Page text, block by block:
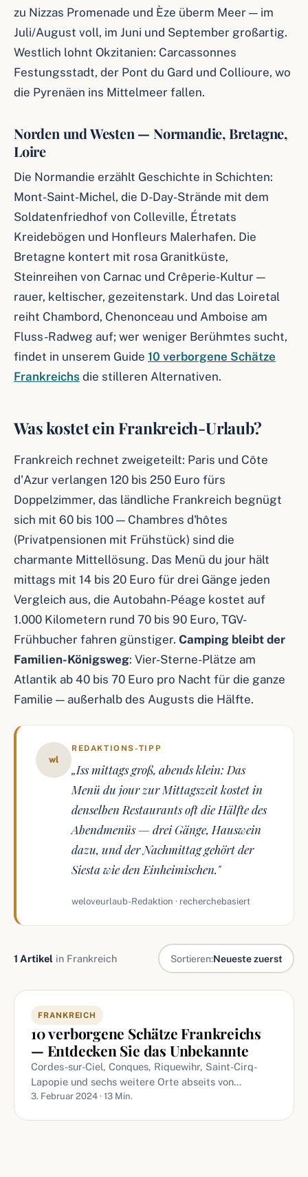
zu Nizzas Promenade und Èze überm Meer — im
Juli/August voll, im Juni und September großartig.
Westlich lohnt Okzitanien: Carcassonnes
Festungsstadt, der Pont du Gard und Collioure, wo
die Pyrenäen ins Mittelmeer fallen.
Norden und Westen — Normandie, Bretagne,
Loire
Die Normandie erzählt Geschichte in Schichten:
Mont-Saint-Michel, die D-Day-Strände mit dem
Soldatenfriedhof von Colleville, Étretats
Kreidebögen und Honfleurs Malerhafen. Die
Bretagne kontert mit rosa Granitküste,
Steinreihen von Carnac und Crêperie-Kultur —
rauer, keltischer, gezeitenstark. Und das Loiretal
reiht Chambord, Chenonceau und Amboise am
Fluss-Radweg auf; wer weniger Berühmtes sucht,
findet in unserem Guide 10 verborgene Schätze
Frankreichs die stilleren Alternativen.
Was kostet ein Frankreich-Urlaub?
Frankreich rechnet zweigeteilt: Paris und Côte
d'Azur verlangen 120 bis 250 Euro fürs
Doppelzimmer, das ländliche Frankreich begnügt
sich mit 60 bis 100 — Chambres d'hôtes
(Privatpensionen mit Frühstück) sind die
charmante Mittellösung. Das Menü du jour hält
mittags mit 14 bis 20 Euro für drei Gänge jeden
Vergleich aus, die Autobahn-Péage kostet auf
1.000 Kilometern rund 70 bis 90 Euro, TGV-
Frühbucher fahren günstiger. Camping bleibt der
Familien-Königsweg: Vier-Sterne-Plätze am
Atlantik ab 40 bis 70 Euro pro Nacht für die ganze
Familie — außerhalb des Augusts die Hälfte.
wl
REDAKTIONS-TIPP
„Iss mittags groß, abends klein: Das
Menü du jour zur Mittagszeit kostet in
denselben Restaurants oft die Hälfte des
Abendmenüs — drei Gänge, Hauswein
dazu, und der Nachmittag gehört der
Siesta wie den Einheimischen."
weloveurlaub-Redaktion · recherchebasiert
1 Artikel in Frankreich Sortieren:Neueste zuerst
Artikel in Frankreich
FRANKREICH
10 verborgene Schätze Frankreichs
— Entdecken Sie das Unbekannte
Cordes-sur-Ciel, Conques, Riquewihr, Saint-Cirq-
Lapopie und sechs weitere Orte abseits von…
3. Februar 2024 · 13 Min.